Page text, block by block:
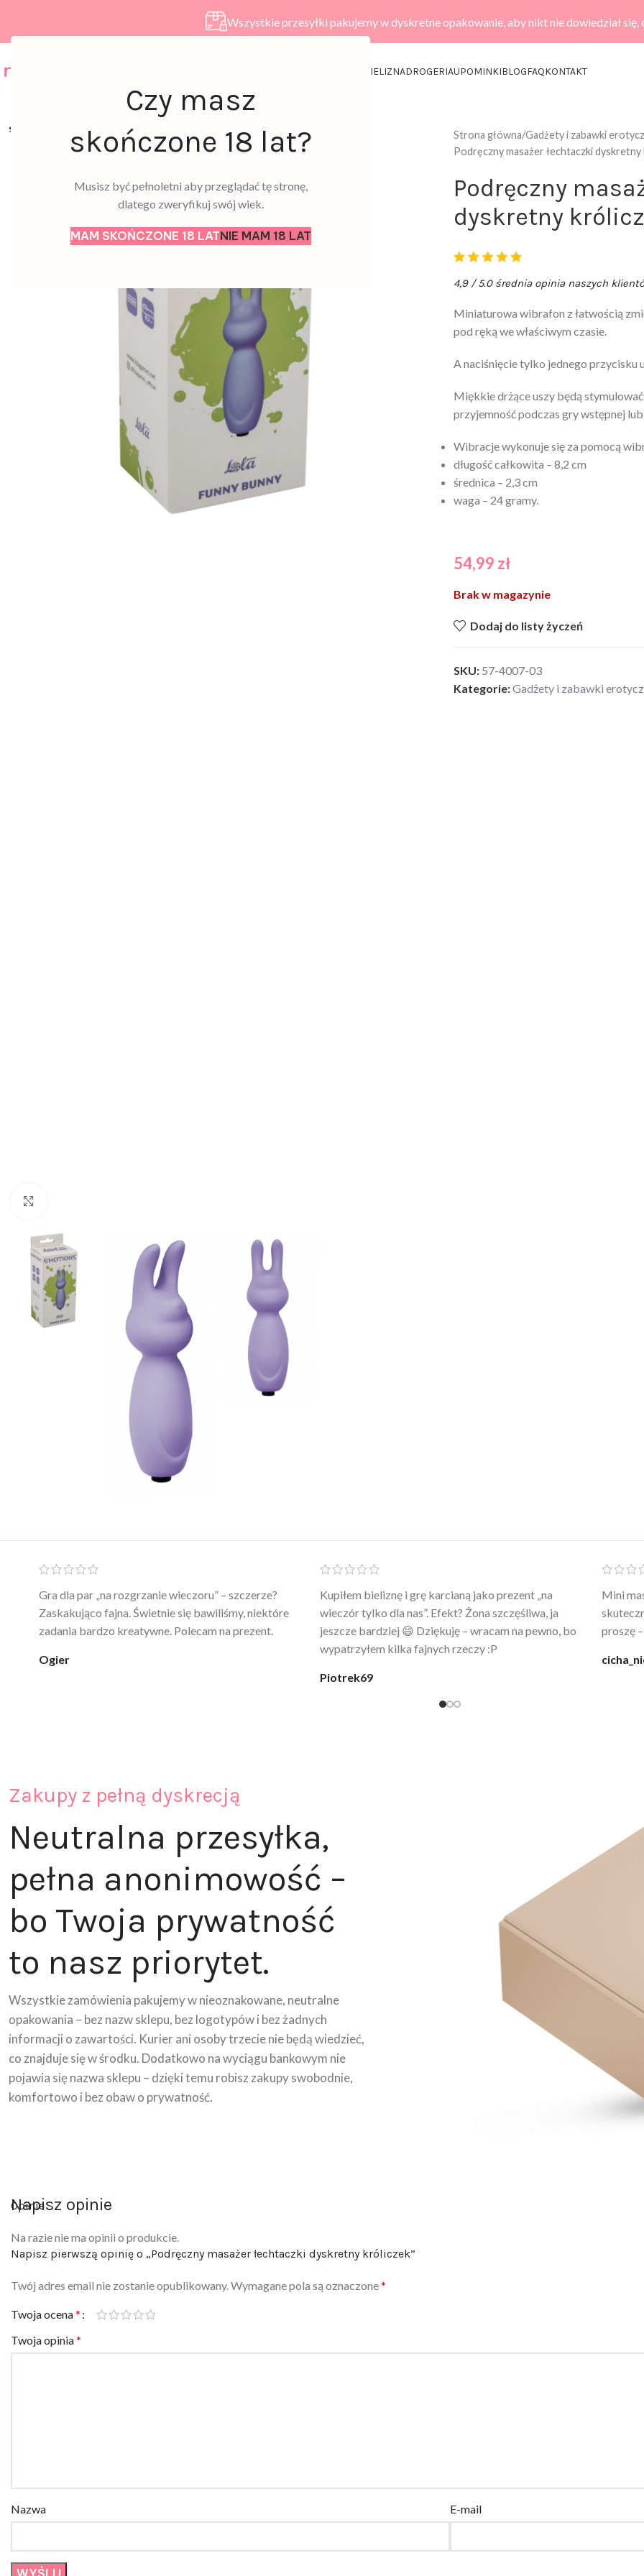
Czy masz
skończone 18 lat?
Musisz być pełnoletni aby przeglądać tę stronę,
dlatego zweryfikuj swój wiek.
MAM SKOŃCZONE 18 LATNIE MAM 18 LAT
Wszystkie przesyłki pakujemy w dyskretne opakowanie, aby nikt nie dowiedział się,
BIELIZNADROGERIAUPOMINKIBLOGFAQKONTAKT
SOLD
Strona główna Gadżety i zabawki
Podręczny masażer łechtaczki
Podręczny
dyskretny
4,9 / 5.0 średnia opinia naszych
Miniaturowa wibrafon z łatwością
pod ręką we właściwym czasie.
A naciśnięcie tylko jednego przycisku
Miękkie drżące uszy będą
przyjemność podczas gry wstępnej
Wibracje wykonuje się za pomocą
długość całkowita – 8,2 cm
średnica – 2,3 cm
waga – 24 gramy.
54,99 zł
Brak w magazynie
Dodaj do listy życzeń
SKU: 57-4007-03
Kategorie:Gadżety i zabawki
Ten żel intymny to był strzał w 10 – nie tylko
poprawia komfort, ale też daje przyjemne uczucie
ciepła. Nie uczula, bez zapachu. Kupuję już 3 raz i na
Po prostu WOW! Szlafrok to sztos – lekki, chłodny, a
wygląda jak z luksusowego butiku. Noszę
codziennie po kąpieli z mężem.
@karolina_dream
świetny
Zakupy z pełną dyskrecją
Neutralna przesyłka,
pełna anonimowość –
bo Twoja prywatność
to nasz priorytet.
Wszystkie zamówienia pakujemy w nieoznakowane, neutralne
opakowania – bez nazw sklepu, bez logotypów i bez żadnych
informacji o zawartości. Kurier ani osoby trzecie nie będą wiedzieć,
co znajduje się w środku. Dodatkowo na wyciągu bankowym nie
pojawia się nazwa sklepu – dzięki temu robisz zakupy swobodnie,
komfortowo i bez obaw o prywatność.
Napisz opinie
Opinie
Na razie nie ma opinii o produkcie.
Napisz pierwszą opinię o „Podręczny masażer łechtaczki dyskretny króliczek”
Twój adres email nie zostanie opublikowany.Wymagane pola są oznaczone*
Twoja ocena*
Twoja opinia*
Nazwa E-mail